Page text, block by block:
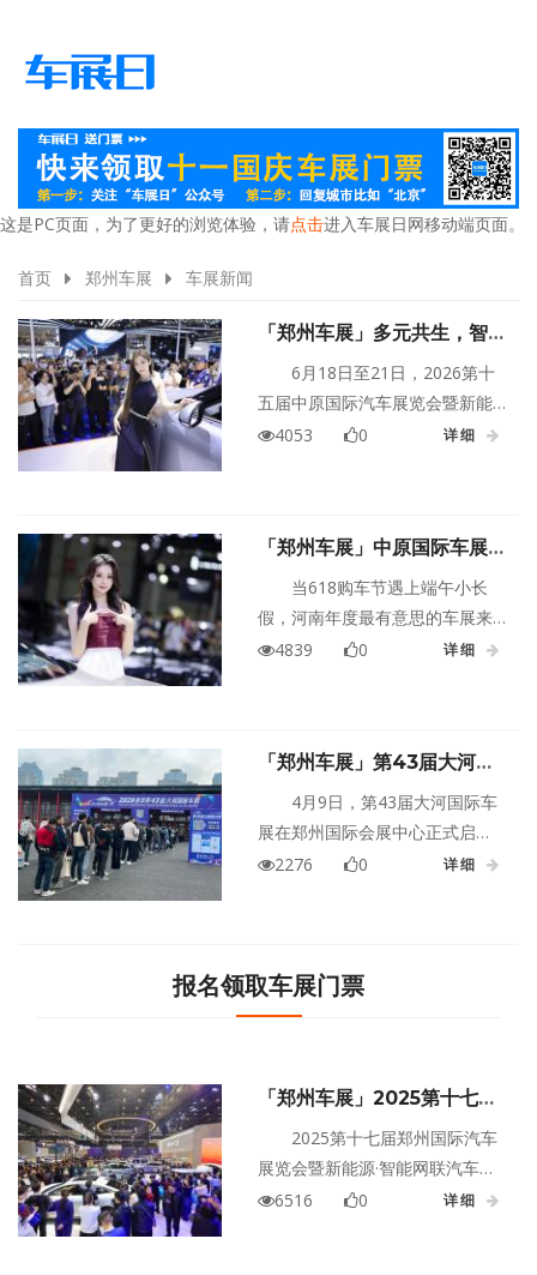
这是PC页面，为了更好的浏览体验，请点击进入车展日网移动端页面。
首页 郑州车展 车展新闻
「郑州车展」多元共生，智趣
无界——2026第十五届中原
国际车展明日启幕
6月18日至21日，2026第十
五届中原国际汽车展览会暨新能
源·智能出行展，将登陆郑州国际
4053 0 详细
「郑州车展」中原国际车展即
将启幕！史无前例「网红车模
+汉服巡游+红包雨」🧧一张
门票玩到嗨
当618购车节遇上端午小长
假，河南年度最有意思的车展来
了！2026第十五届中原国际车展
领取
4839 0 详细
「郑州车展」第43届大河国
际车展火爆启幕，首日人气拉
满
4月9日，第43届大河国际车
展在郑州国际会展中心正式启
幕，这场中原地区规模最大的汽
千款车型、80款新车集中亮相，
12场河南独家上市发布会同步开
2276 0 详细
报名领取车展门票
「郑州车展」2025第十七届
郑州国际车展圆满落幕！
2025第十七届郑州国际汽车
展览会暨新能源·智能网联汽车展
览会（以下简称郑州国际车展）
6516 0 详细